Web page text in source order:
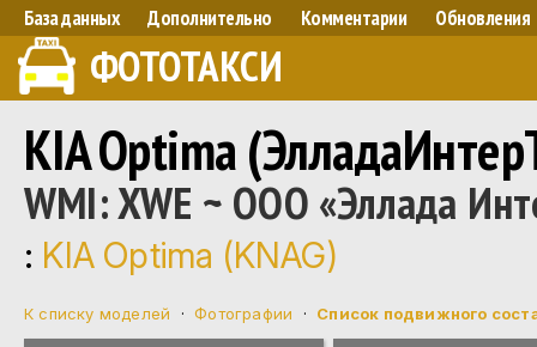
База данных Дополнительно Комментарии Обновления
ФОТОТАКСИ
KIA Optima
WMI: XWE ~ ООО «Эллада
: KIA Optima (KNAG)
К списку моделей ·Фотографии · Список подвижного